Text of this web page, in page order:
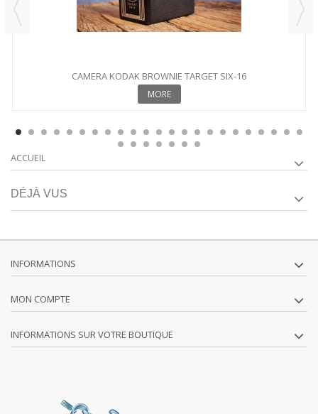
CAMERA KODAK BROWNIE TARGET SIX-16
MORE
ACCUEIL
DÉJÀ VUS
INFORMATIONS
MON COMPTE
INFORMATIONS SUR VOTRE BOUTIQUE